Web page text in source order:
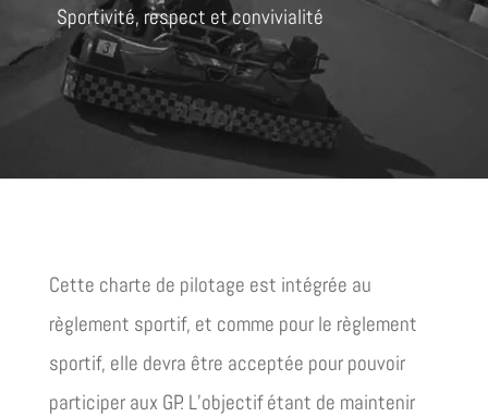
Sportivité, respect et convivialité
Cette charte de pilotage est intégrée au
règlement sportif, et comme pour le règlement
sportif, elle devra être acceptée pour pouvoir
participer aux GP. L’objectif étant de maintenir